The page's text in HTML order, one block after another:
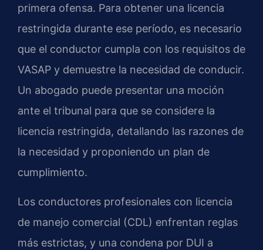
primera ofensa. Para obtener una licencia
restringida durante ese período, es necesario
que el conductor cumpla con los requisitos de
VASAP y demuestre la necesidad de conducir.
Un abogado puede presentar una moción
ante el tribunal para que se considere la
licencia restringida, detallando las razones de
la necesidad y proponiendo un plan de
cumplimiento.
Los conductores profesionales con licencia
de manejo comercial (CDL) enfrentan reglas
más estrictas, y una condena por DUI a